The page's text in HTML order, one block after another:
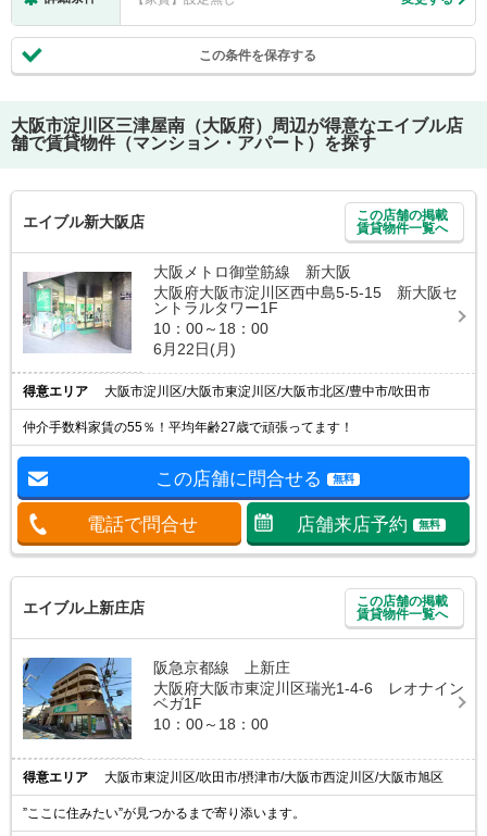
この条件を保存する
大阪市淀川区三津屋南（大阪府）
周辺が得意なエイブル店
舗で賃貸物件（マンション・アパート）を探す
エイブル新大阪店
この店舗の掲載
賃貸物件一覧へ
大阪メトロ御堂筋線 新大阪
大阪府大阪市淀川区西中島5-5-15 新大阪セ
ントラルタワー1F
10：00～18：00
6月22日(月)
得意エリア 大阪市淀川区/大阪市東淀川区/大阪市北区/豊中市/吹田市
仲介手数料家賃の55％！平均年齢27歳で頑張ってます！
この店舗に問合せる 無料
電話で問合せ 店舗来店予約 無料
エイブル上新庄店
この店舗の掲載
賃貸物件一覧へ
阪急京都線 上新庄
大阪府大阪市東淀川区瑞光1-4-6 レオナイン
ベガ1F
10：00～18：00
得意エリア 大阪市東淀川区/吹田市/摂津市/大阪市西淀川区/大阪市旭区
”ここに住みたい”が見つかるまで寄り添います。